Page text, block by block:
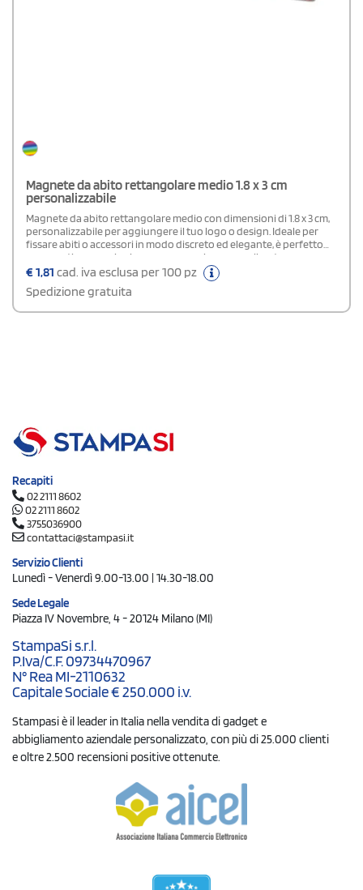
Magnete da abito rettangolare medio 1.8 x 3 cm
personalizzabile
Magnete da abito rettangolare medio con dimensioni di 1.8 x 3 cm,
personalizzabile per aggiungere il tuo logo o design. Ideale per
fissare abiti o accessori in modo discreto ed elegante, è perfetto
per eventi, promozioni o come omaggio personalizzato.
Compatibile con tessuti delicati e garantisce una tenuta sicura.
€1,81 cad. iva esclusa per 100 pz
Spedizione gratuita
Recapiti
02 2111 8602
02 2111 8602
3755036900
contattaci@stampasi.it
Servizio Clienti
Lunedì - Venerdì 9.00-13.00 | 14.30-18.00
Sede Legale
Piazza IV Novembre, 4 - 20124 Milano (MI)
StampaSi s.r.l.
P.Iva/C.F. 09734470967
N° Rea MI-2110632
Capitale Sociale € 250.000 i.v.
Stampasi è il leader in Italia nella vendita di gadget e
abbigliamento aziendale personalizzato, con più di 25.000 clienti
e oltre 2.500 recensioni positive ottenute.